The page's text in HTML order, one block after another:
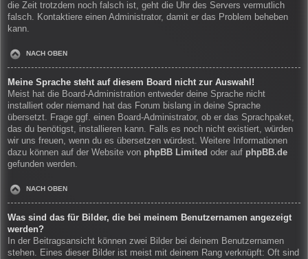
die Zeit trotzdem noch falsch ist, geht die Uhr des Servers vermutlich
falsch. Kontaktiere einen Administrator, damit er das Problem beheben
kann.
NACH OBEN
Meine Sprache steht auf diesem Board nicht zur Auswahl!
Meist hat die Board-Administration entweder deine Sprache nicht
installiert oder niemand hat das Forum bislang in deine Sprache
übersetzt. Frage ggf. einen Board-Administrator, ob er das Sprachpaket,
das du benötigst, installieren kann. Falls es noch nicht existiert, würden
wir uns freuen, wenn du es übersetzen würdest. Weitere Informationen
dazu können auf der Website von phpBB Limited oder auf phpBB.de
gefunden werden.
NACH OBEN
Was sind das für Bilder, die bei meinem Benutzernamen angezeigt
werden?
In der Beitragsansicht können zwei Bilder bei deinem Benutzernamen
stehen. Eines dieser Bilder ist meist mit deinem Rang verknüpft: Oft sind